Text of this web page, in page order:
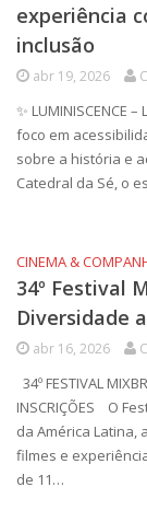
experiência
inclusão
abr 19, 2026
✨ LUMINISCENCE
foco em
sobre a história e
Catedral da Sé, o
CINEMA &
34º Festival
Diversidade
abr 16, 2026
34º FESTIVAL
INSCRIÇÕES O
da América Latina,
filmes e
de 11…